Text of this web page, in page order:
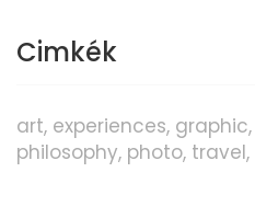
Cimkék
art experiences graphic
philosophy photo travel